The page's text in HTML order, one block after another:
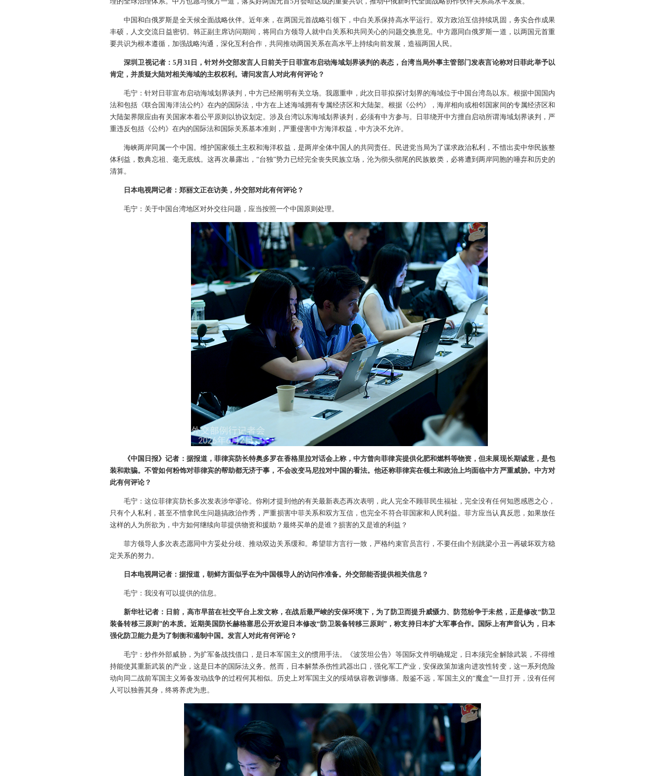
中国和白俄罗斯是全天候全面战略伙伴。近年来，在两国元首战略引领下，中白关系保持高水平运行。双方政治互信持续巩固，务实合作成果
丰硕，人文交流日益密切。韩正副主席访问期间，将同白方领导人就中白关系和共同关心的问题交换意见。中方愿同白俄罗斯一道，以两国元首重
要共识为根本遵循，加强战略沟通，深化互利合作，共同推动两国关系在高水平上持续向前发展，造福两国人民。
深圳卫视记者：5月31日，针对外交部发言人日前关于日菲宣布启动海域划界谈判的表态，台湾当局外事主管部门发表言论称对日菲此举予以
肯定，并质疑大陆对相关海域的主权权利。请问发言人对此有何评论？
毛宁：针对日菲宣布启动海域划界谈判，中方已经阐明有关立场。我愿重申，此次日菲拟探讨划界的海域位于中国台湾岛以东。根据中国国内
法和包括《联合国海洋法公约》在内的国际法，中方在上述海域拥有专属经济区和大陆架。根据《公约》，海岸相向或相邻国家间的专属经济区和
大陆架界限应由有关国家本着公平原则以协议划定。涉及台湾以东海域划界谈判，必须有中方参与。日菲绕开中方擅自启动所谓海域划界谈判，严
重违反包括《公约》在内的国际法和国际关系基本准则，严重侵害中方海洋权益，中方决不允许。
海峡两岸同属一个中国。维护国家领土主权和海洋权益，是两岸全体中国人的共同责任。民进党当局为了谋求政治私利，不惜出卖中华民族整
体利益，数典忘祖、毫无底线。这再次暴露出，“台独”势力已经完全丧失民族立场，沦为彻头彻尾的民族败类，必将遭到两岸同胞的唾弃和历史的
清算。
日本电视网记者：郑丽文正在访美，外交部对此有何评论？
毛宁：关于中国台湾地区对外交往问题，应当按照一个中国原则处理。
《中国日报》记者：据报道，菲律宾防长特奥多罗在香格里拉对话会上称，中方曾向菲律宾提供化肥和燃料等物资，但未展现长期诚意，是包
装和欺骗。不管如何粉饰对菲律宾的帮助都无济于事，不会改变马尼拉对中国的看法。他还称菲律宾在领土和政治上均面临中方严重威胁。中方对
此有何评论？
毛宁：这位菲律宾防长多次发表涉华谬论。你刚才提到他的有关最新表态再次表明，此人完全不顾菲民生福祉，完全没有任何知恩感恩之心，
只有个人私利，甚至不惜拿民生问题搞政治作秀，严重损害中菲关系和双方互信，也完全不符合菲国家和人民利益。菲方应当认真反思，如果放任
这样的人为所欲为，中方如何继续向菲提供物资和援助？最终买单的是谁？损害的又是谁的利益？
菲方领导人多次表态愿同中方妥处分歧、推动双边关系缓和。希望菲方言行一致，严格约束官员言行，不要任由个别跳梁小丑一再破坏双方稳
定关系的努力。
日本电视网记者：据报道，朝鲜方面似乎在为中国领导人的访问作准备。外交部能否提供相关信息？
毛宁：我没有可以提供的信息。
新华社记者：日前，高市早苗在社交平台上发文称，在战后最严峻的安保环境下，为了防卫而提升威慑力、防范纷争于未然，正是修改“防卫
装备转移三原则”的本质。近期美国防长赫格塞思公开欢迎日本修改“防卫装备转移三原则”，称支持日本扩大军事合作。国际上有声音认为，日本
强化防卫能力是为了制衡和遏制中国。发言人对此有何评论？
毛宁：炒作外部威胁，为扩军备战找借口，是日本军国主义的惯用手法。《波茨坦公告》等国际文件明确规定，日本须完全解除武装，不得维
持能使其重新武装的产业，这是日本的国际法义务。然而，日本解禁杀伤性武器出口，强化军工产业，安保政策加速向进攻性转变，这一系列危险
动向同二战前军国主义筹备发动战争的过程何其相似。历史上对军国主义的绥靖纵容教训惨痛。殷鉴不远，军国主义的“魔盒”一旦打开，没有任何
人可以独善其身，终将养虎为患。